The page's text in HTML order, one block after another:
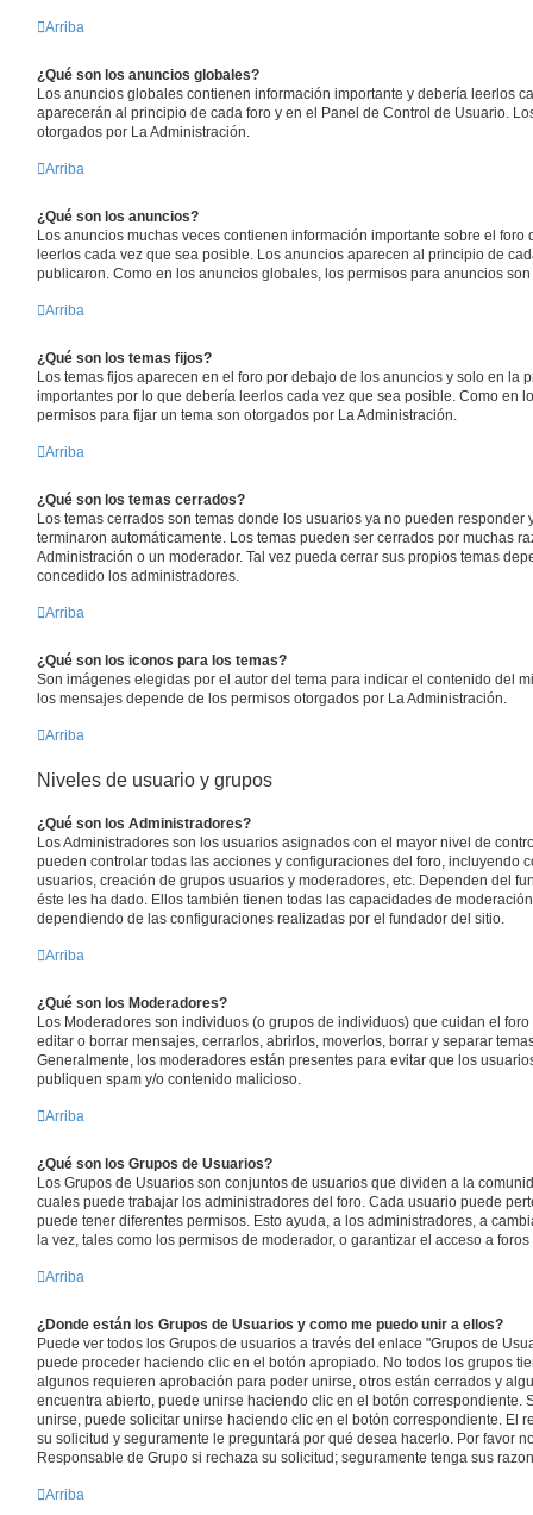
Arriba
¿Qué son los anuncios globales?
Los anuncios globales contienen información importante y debería leerlos
aparecerán al principio de cada foro y en el Panel de Control de Usuario.
otorgados por La Administración.
Arriba
¿Qué son los anuncios?
Los anuncios muchas veces contienen información importante sobre el
leerlos cada vez que sea posible. Los anuncios aparecen al principio de
publicaron. Como en los anuncios globales, los permisos para anuncios
Arriba
¿Qué son los temas fijos?
Los temas fijos aparecen en el foro por debajo de los anuncios y solo en la
importantes por lo que debería leerlos cada vez que sea posible. Como en
permisos para fijar un tema son otorgados por La Administración.
Arriba
¿Qué son los temas cerrados?
Los temas cerrados son temas donde los usuarios ya no pueden responder
terminaron automáticamente. Los temas pueden ser cerrados por muchas
Administración o un moderador. Tal vez pueda cerrar sus propios temas
concedido los administradores.
Arriba
¿Qué son los iconos para los temas?
Son imágenes elegidas por el autor del tema para indicar el contenido del
los mensajes depende de los permisos otorgados por La Administración.
Arriba
Niveles de usuario y grupos
¿Qué son los Administradores?
Los Administradores son los usuarios asignados con el mayor nivel de
pueden controlar todas las acciones y configuraciones del foro, incluyendo
usuarios, creación de grupos usuarios y moderadores, etc. Dependen del
éste les ha dado. Ellos también tienen todas las capacidades de
dependiendo de las configuraciones realizadas por el fundador del sitio.
Arriba
¿Qué son los Moderadores?
Los Moderadores son individuos (o grupos de individuos) que cuidan el
editar o borrar mensajes, cerrarlos, abrirlos, moverlos, borrar y separar
Generalmente, los moderadores están presentes para evitar que los
publiquen spam y/o contenido malicioso.
Arriba
¿Qué son los Grupos de Usuarios?
Los Grupos de Usuarios son conjuntos de usuarios que dividen a la
cuales puede trabajar los administradores del foro. Cada usuario puede
puede tener diferentes permisos. Esto ayuda, a los administradores, a
la vez, tales como los permisos de moderador, o garantizar el acceso a
Arriba
¿Donde están los Grupos de Usuarios y como me puedo unir a ellos?
Puede ver todos los Grupos de usuarios a través del enlace "Grupos de
puede proceder haciendo clic en el botón apropiado. No todos los grupos
algunos requieren aprobación para poder unirse, otros están cerrados y
encuentra abierto, puede unirse haciendo clic en el botón correspondiente.
unirse, puede solicitar unirse haciendo clic en el botón correspondiente. El
su solicitud y seguramente le preguntará por qué desea hacerlo. Por favor
Responsable de Grupo si rechaza su solicitud; seguramente tenga sus
Arriba